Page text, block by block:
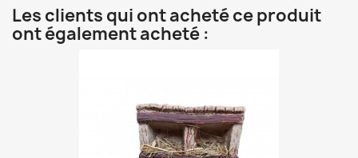
Les clients qui ont acheté ce produit
ont également acheté :